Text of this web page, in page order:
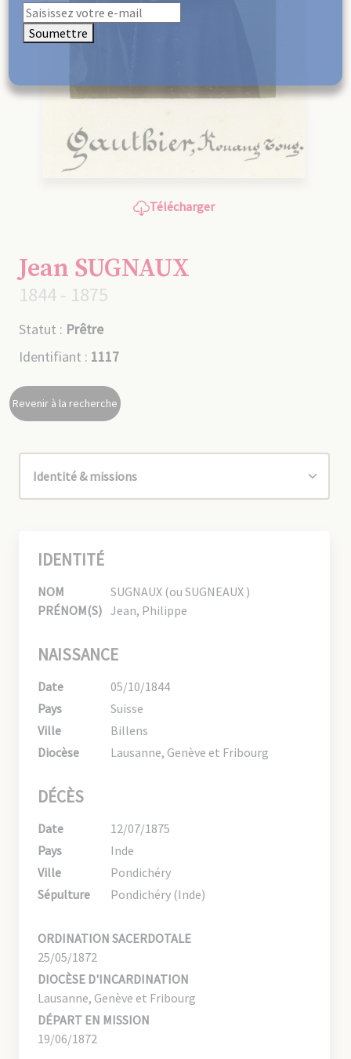
Télécharger
Jean SUGNAUX
1844 - 1875
Statut : Prêtre
Identifiant : 1117
Revenir à la recherche
IDENTITÉ
NOM
SUGNAUX (ou SUGNEAUX )
PRÉNOM(S) Jean, Philippe
NAISSANCE
Date
05/10/1844
Pays
Suisse
Ville
Billens
Diocèse
Lausanne, Genève et Fribourg
DÉCÈS
Date
12/07/1875
Pays
Inde
Ville
Pondichéry
Sépulture
Pondichéry (Inde)
ORDINATION SACERDOTALE
25/05/1872
DIOCÈSE D'INCARDINATION
Lausanne, Genève et Fribourg
DÉPART EN MISSION
19/06/1872
Soumettre